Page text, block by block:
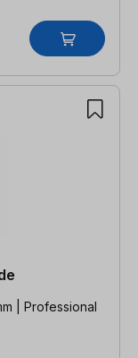
| Professional